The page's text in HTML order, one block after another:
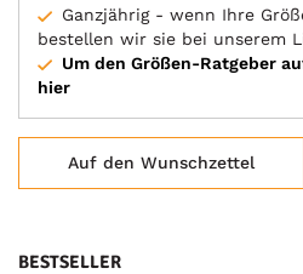
Ganzjährig - wenn Ihre
bestellen wir sie bei unserem
Um den Größen-Ratgeber
hier
Auf den Wunschzettel
BESTSELLER